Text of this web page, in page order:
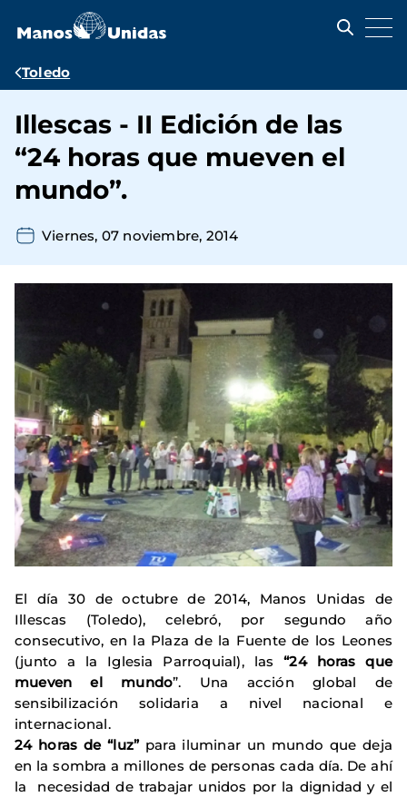
contenido
Ruta
navegación
Toledo
Illescas - II Edición de las
“24 horas que mueven el
mundo”.
Viernes, 07 noviembre, 2014
El día 30 de octubre de 2014, Manos Unidas de
Illescas (Toledo), celebró, por segundo año
consecutivo, en la Plaza de la Fuente de los Leones
(junto a la Iglesia Parroquial), las“24 horas que
mueven el mundo”. Una acción global de
sensibilización solidaria a nivel nacional e
internacional.
24 horas de “luz”para iluminar un mundo que deja
en la sombra a millones de personas cada día. De ahí
la necesidad de trabajar unidos por la dignidad y el